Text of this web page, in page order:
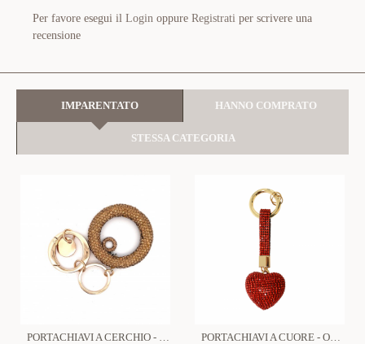
Per favore esegui il Login oppure Registrati per scrivere una
recensione
IMPARENTATO HANNO COMPRATO
STESSA CATEGORIA
PORTACHIAVI A CERCHIO - YF23296E430 PORTACHIAVI A CUORE - OMQ2488A219